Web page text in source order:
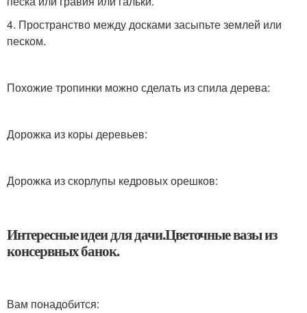
4. Пространство между досками засыпьте землей или
песком.
Похожие тропинки можно сделать из спила дерева:
Дорожка из коры деревьев:
Дорожка из скорлупы кедровых орешков:
Интересные идеи для дачи.Цветочные вазы из
консервных банок.
Вам понадобится: